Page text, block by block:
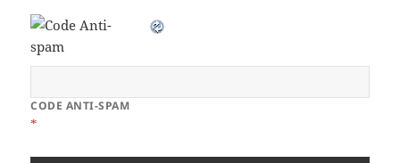
CODE ANTI-SPAM
*